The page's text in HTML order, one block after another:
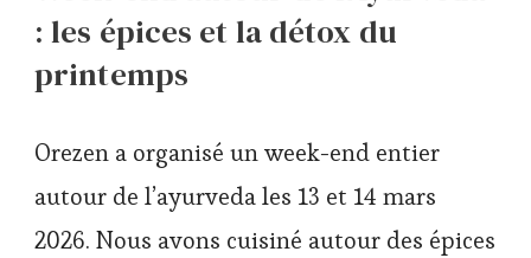
: les épices et la détox du
printemps
Orezen a organisé un week-end entier
autour de l’ayurveda les 13 et 14 mars
2026. Nous avons cuisiné autour des épices